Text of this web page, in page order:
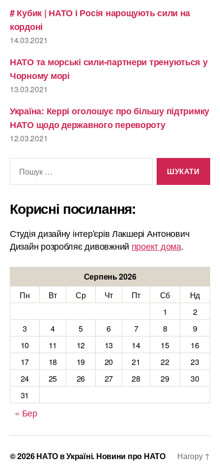
# Кубик | НАТО і Росія нарощують сили на
кордоні
14.03.2021
НАТО та морські сили-партнери тренуються у
Чорному морі
13.03.2021
Україна: Керрі оголошує про більшу підтримку
НАТО щодо державного перевороту
12.03.2021
Корисні посилання:
Студія дизайну інтер'єрів Лакшері Антонович
Дизайн розробляє дивовжний проект дома.
Серпень 2026
Пн
Вт Ср Чт Пт Сб
Нд
1
2
3
4 5 6 7 8
9
10
11 12 13 14 15
16
17
18 19 20 21 22
23
24
25 26 27 28 29
30
31
« Бер
© 2026НАТО в Україні. Новини про НАТО
Нагору ↑